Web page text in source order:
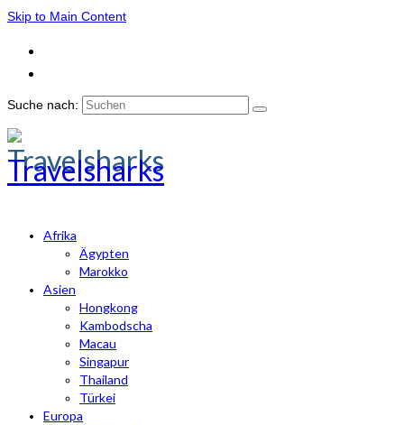
Skip to Main Content
Suche nach:
Travelsharks
Afrika
Ägypten
Marokko
Asien
Hongkong
Kambodscha
Macau
Singapur
Thailand
Türkei
Europa